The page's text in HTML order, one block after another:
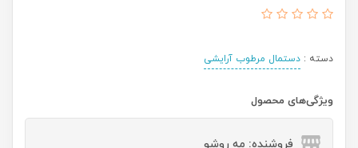
دسته : دستمال مرطوب آرایشی
ویژگی‌های محصول
فروشنده: مه رو‌شو